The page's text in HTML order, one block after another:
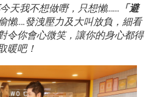
今天我不想做嘢，只想懶…… 「避
懶….發洩壓力及大叫放負，細看
令你會心微笑，讓你的身心都得
暖吧！